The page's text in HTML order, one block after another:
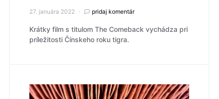
27. januára 2022 pridaj komentár
Krátky film s titulom The Comeback vychádza pri
príležitosti Čínskeho roku tigra.